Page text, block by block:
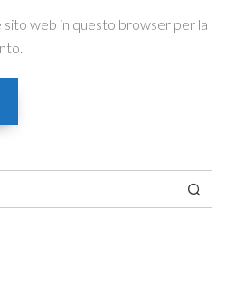
sito web in questo browser per la